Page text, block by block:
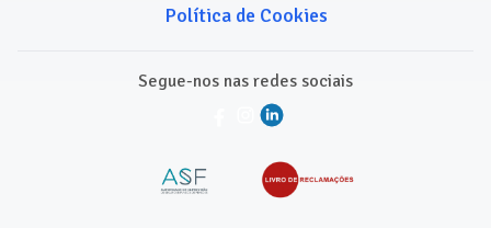
Política de Cookies
Segue-nos nas redes sociais